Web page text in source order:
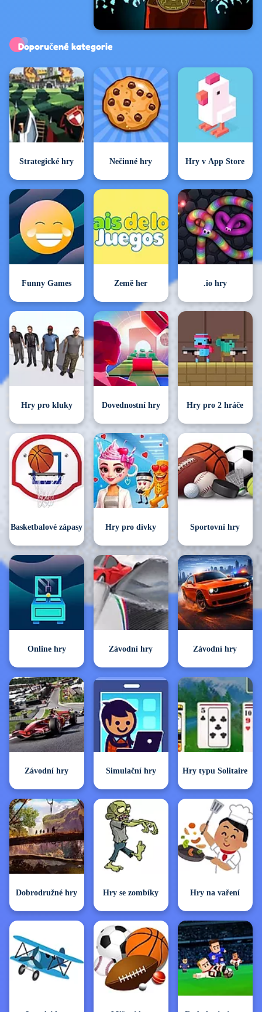
Exkluzivní hry
Doporučené kategorie
Strategické hry Nečinné hry Hry v App Store
Funny Games Země her .io hry
Hry pro kluky Dovednostní hry Hry pro 2 hráče
Basketbalové zápasy Hry pro dívky Sportovní hry
Online hry Závodní hry Závodní hry
Závodní hry Simulační hry Hry typu Solitaire
Dobrodružné hry Hry se zombíky Hry na vaření